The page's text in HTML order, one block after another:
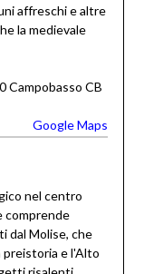
affreschi e altre
la medievale
Campobasso CB
Google Maps
nel centro
comprende
dal Molise, che
preistoria e l'Alto